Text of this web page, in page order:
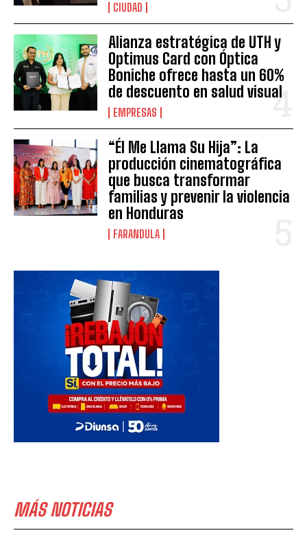
CIUDAD
Alianza estratégica de UTH y
Optimus Card con Óptica
Boniche ofrece hasta un 60%
de descuento en salud visual
EMPRESAS
“Él Me Llama Su Hija”: La
producción cinematográfica
que busca transformar
familias y prevenir la violencia
en Honduras
FARANDULA
MÁS NOTICIAS